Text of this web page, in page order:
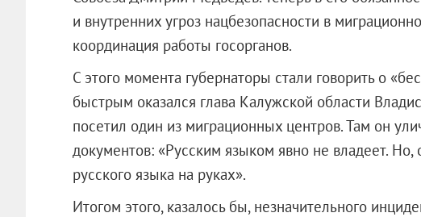
и внутренних угроз нацбезопасности в
координация работы госорганов.
С этого момента губернаторы стали говорить о
быстрым оказался глава Калужской области
посетил один из миграционных центров. Там он
документов: «Русским языком явно не владеет. Но,
русского языка на руках».
Итогом этого, казалось бы, незначительного